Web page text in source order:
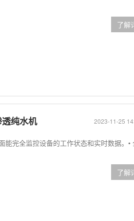
了解
2023-11-25
纯水机
完全监控设备的工作状态和实时数据。•
了解